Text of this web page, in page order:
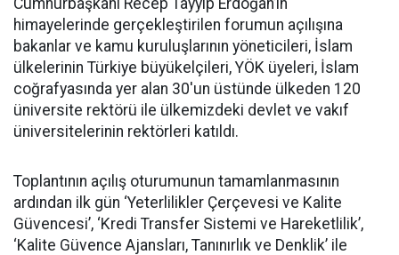
Cumhurbaşkanı Recep Tayyip Erdoğan’ın
himayelerinde gerçekleştirilen forumun açılışına
bakanlar ve kamu kuruluşlarının yöneticileri, İslam
ülkelerinin Türkiye büyükelçileri, YÖK üyeleri, İslam
coğrafyasında yer alan 30'un üstünde ülkeden 120
üniversite rektörü ile ülkemizdeki devlet ve vakıf
üniversitelerinin rektörleri katıldı.
Toplantının açılış oturumunun tamamlanmasının
ardından ilk gün ‘Yeterlilikler Çerçevesi ve Kalite
Güvencesi’, ‘Kredi Transfer Sistemi ve Hareketlilik’,
‘Kalite Güvence Ajansları, Tanınırlık ve Denklik’ ile